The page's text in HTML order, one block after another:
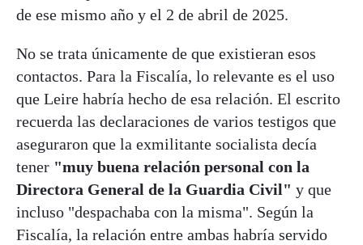
de ese mismo año y el 2 de abril de 2025.
No se trata únicamente de que existieran esos
contactos. Para la Fiscalía, lo relevante es el uso
que Leire habría hecho de esa relación. El escrito
recuerda las declaraciones de varios testigos que
aseguraron que la exmilitante socialista decía
tener "muy buena relación personal con la
Directora General de la Guardia Civil" y que
incluso "despachaba con la misma". Según la
Fiscalía, la relación entre ambas habría servido